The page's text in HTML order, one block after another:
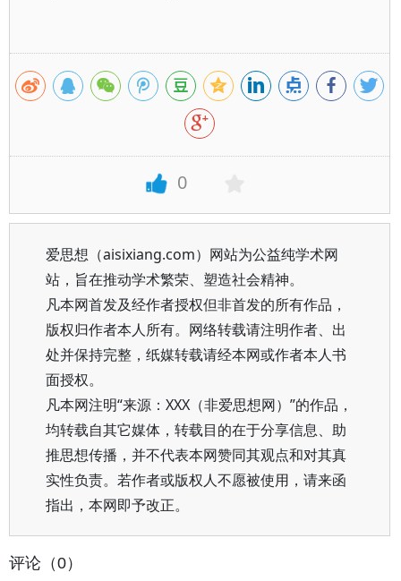
0
爱思想（aisixiang.com）网站为公益纯学术网
站，旨在推动学术繁荣、塑造社会精神。
凡本网首发及经作者授权但非首发的所有作品，
版权归作者本人所有。网络转载请注明作者、出
处并保持完整，纸媒转载请经本网或作者本人书
面授权。
凡本网注明“来源：XXX（非爱思想网）”的作品，
均转载自其它媒体，转载目的在于分享信息、助
推思想传播，并不代表本网赞同其观点和对其真
实性负责。若作者或版权人不愿被使用，请来函
指出，本网即予改正。
评论（0）